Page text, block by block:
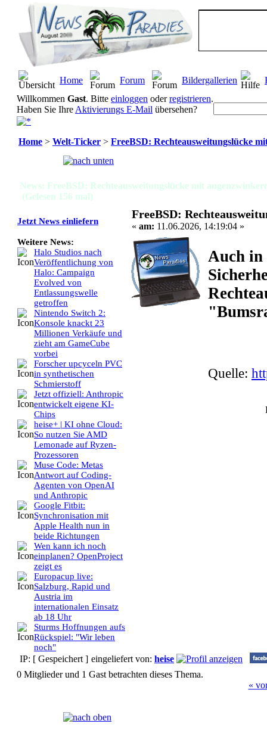
Home Forum Bildergallerien
Willkommen Gast. Bitte einloggen oderregistrieren.
Haben Sie Ihre Aktivierungs E-Mail übersehen?
Home > Welt-Ticker > FreeBSD: Rechteausweitungslücke
News: FreeBSD: Rechteausweitungslücke mit
(Gelesen 156 mal)
Jetzt News einliefern
Weitere News:
Halo Studios nach
Veröffentlichung von
Halo: Campaign
Evolved von
Entlassungswelle
getroffen
Nintendo Switch 2:
Konsole knackt 23
Millionen Verkäufe und
zieht am GameCube
vorbei
Forscher upcyceln PVC
in synthetischen
Schmierstoff
Jetzt offiziell: Anthropic
entwickelt eigene KI-
Chips
heise+ | KI ohne Cloud:
So nutzen Sie AMD
Lemonade auf Ryzen-
Prozessoren
Muse Code: Metas
Antwort auf Coding-
Agenten von OpenAI
und Anthropic
Google Fitbit:
Synchronisation mit
Apple Health nun in
beide Richtungen
Wen kann ich noch
einplanen? OpenProject
zeigt es
Europacup live:
Salzburg, Rapid und
Austria im
internationalen Einsatz
ab 18 Uhr
Sturms Hoffnungen aufs
Rückspiel: "Wir leben
noch"
FreeBSD:
« am: 11.06.2026, 14:19:04 »
Auch in
Quelle:
IP: [ Gespeichert ] eingeliefert von: heise
0 Mitglieder und 1 Gast betrachten dieses Thema.
«